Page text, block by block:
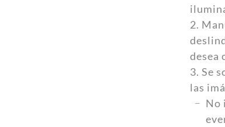
2.
desea
3. Se
las
No